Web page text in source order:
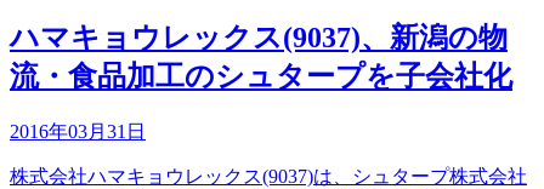
ハマキョウレックス(9037)、新潟の物
流・食品加工のシュタープを子会社化
2016年03月31日
株式会社ハマキョウレックス(9037)は、シュタープ株式会社